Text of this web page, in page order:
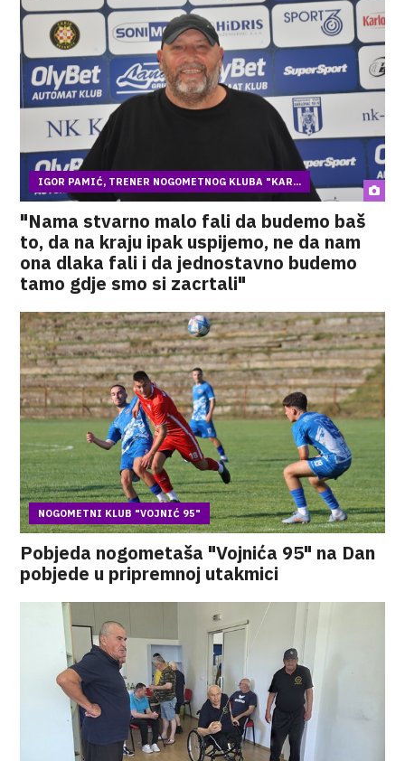
IGOR PAMIĆ, TRENER NOGOMETNOG KLUBA "KAR...
"Nama stvarno malo fali da budemo baš
to, da na kraju ipak uspijemo, ne da nam
ona dlaka fali i da jednostavno budemo
tamo gdje smo si zacrtali"
NOGOMETNI KLUB "VOJNIĆ 95"
Pobjeda nogometaša "Vojnića 95" na Dan
pobjede u pripremnoj utakmici